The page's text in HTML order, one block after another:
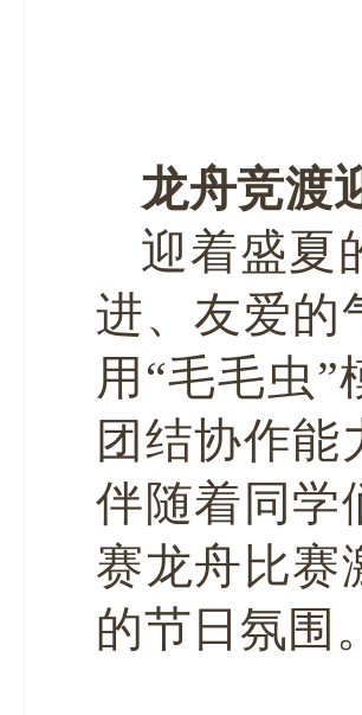
龙舟竞渡
迎着盛夏
进、友爱的
用“毛毛虫
团结协作
伴随着同学
赛龙舟比赛
的节日氛围。